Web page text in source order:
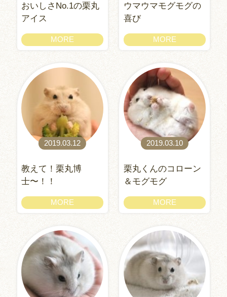
おいしさNo.1の栗丸
アイス
MORE
ウマウマモグモグの
喜び
MORE
2019.03.12
教えて！栗丸博
士〜！！
MORE
2019.03.10
栗丸くんのコローン
＆モグモグ
MORE